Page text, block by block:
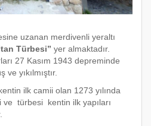
uzanan merdivenli yeraltı
Türbesi” yer almaktadır.
27 Kasım 1943 depreminde
yıkılmıştır.
ilk camii olan 1273 yılında
ve türbesi kentin ilk yapıları